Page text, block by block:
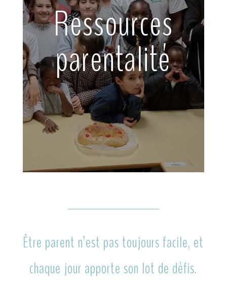
Ressources
parentalité
Être parent n’est pas toujours facile, et
chaque jour apporte son lot de défis.